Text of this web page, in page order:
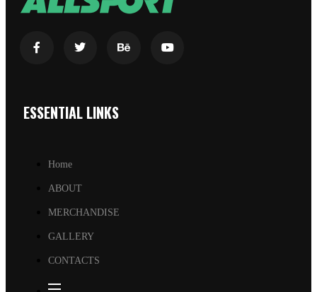
ESSENTIAL LINKS
Home
ABOUT
MERCHANDISE
GALLERY
CONTACTS